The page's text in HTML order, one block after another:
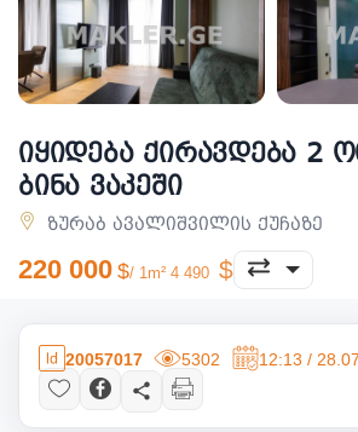
იყიდება ქირავდება 2
ბინა ვაკეში
ზურაბ ავალიშვილის ქუჩაზე
220 000 / 1m² 4 490
20057017 5302 12:13 /